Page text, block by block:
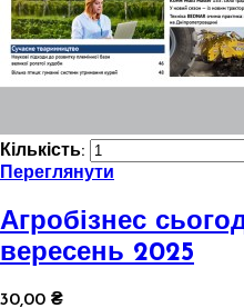
Кількість:
Переглянути
Агробізнес
вересень 2025
30,00 ₴